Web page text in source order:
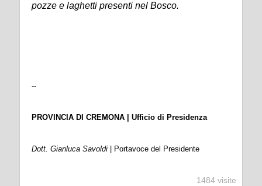
pozze e laghetti presenti nel Bosco.
--
PROVINCIA DI CREMONA | Ufficio di Presidenza
Dott. Gianluca Savoldi | Portavoce del Presidente
1484 visite